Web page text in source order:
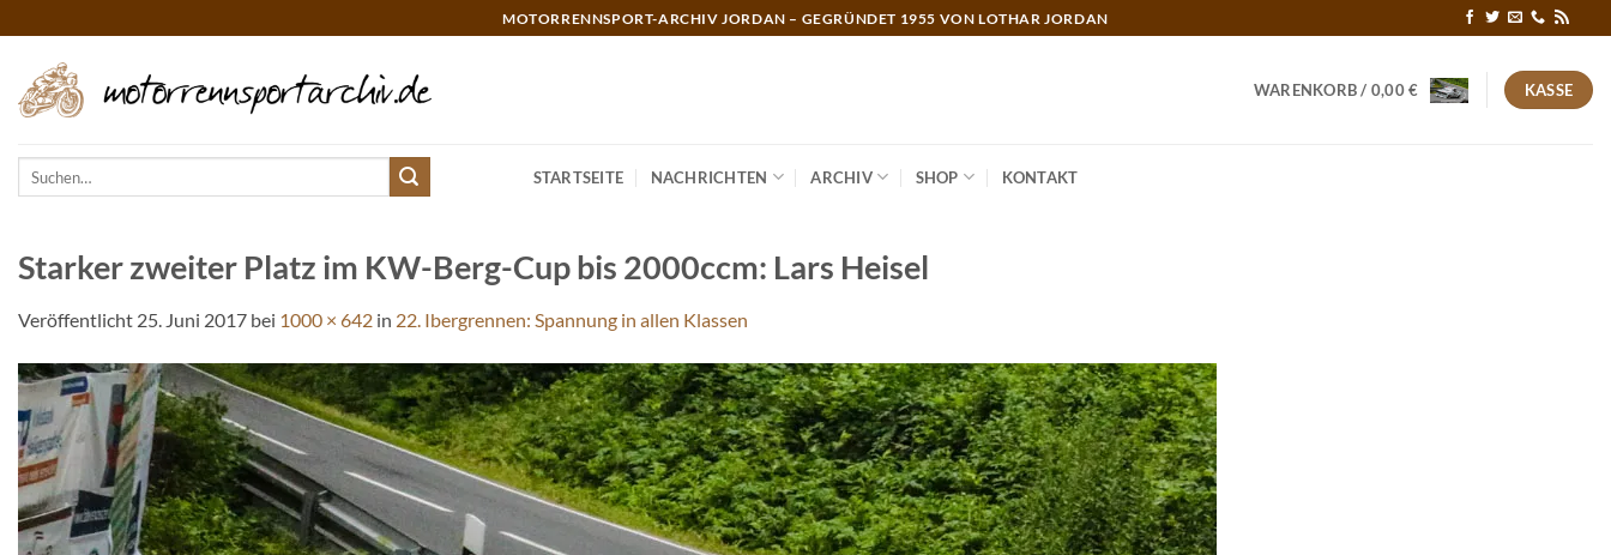
Inhalt
springen
MOTORRENNSPORT-ARCHIV JORDAN – GEGRÜNDET 1955 VON LOTHAR JORDAN
WARENKORB / 0,00€ KASSE
STARTSEITE NACHRICHTEN ARCHIV SHOP KONTAKT
Starker zweiter Platz im KW-Berg-Cup bis 2000ccm: Lars Heisel
Veröffentlicht 25. Juni 2017 bei 1000 × 642 in 22. Ibergrennen: Spannung in allen Klassen